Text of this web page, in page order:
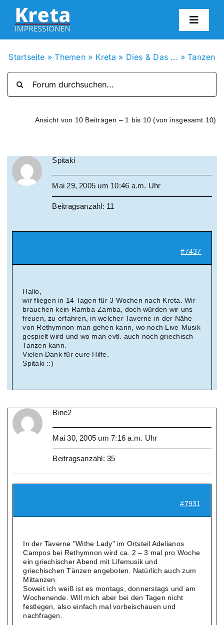
Zum
Inhalt
springen
Startseite »Themen» Kreta » Dies & Das … »Tanzen
Ansicht von 10 Beiträgen – 1 bis 10 (von insgesamt 10)
Spitaki
Mai 29, 2005 um 10:46 a.m. Uhr
Beitragsanzahl: 11
#7437
Hallo,
wir fliegen in 14 Tagen für 3 Wochen nach Kreta. Wir
brauchen kein Ramba-Zamba, doch würden wir uns
freuen, zu erfahren, in welcher Taverne in der Nähe
von Rethymnon man gehen kann, wo noch Live-Musik
gespielt wird und wo man evtl. auch noch griechisch
Tanzen kann.
Vielen Dank für eure Hilfe.
Spitaki ::)
Bine2
Mai 30, 2005 um 7:16 a.m. Uhr
Beitragsanzahl: 35
#7931
In der Taverne "Withe Lady" im Ortsteil Adelianos
Campos bei Rethymnon wird ca. 2 – 3 mal pro Woche
ein griechischer Abend mit Lifemusik und
griechischen Tänzen angeboten. Natürlich auch zum
Mittanzen.
Soweit ich weiß ist es montags, donnerstags und am
Wochenende. Will mich aber bei den Tagen nicht
festlegen, also einfach mal vorbeischauen und
nachfragen.